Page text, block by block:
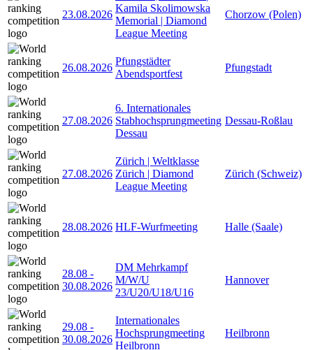
23.08.2026
Kamila Skolimowska
Memorial | Diamond
League Meeting
Chorzow (Polen)
26.08.2026
Pfungstädter
Abendsportfest
Pfungstadt
27.08.2026
6. Internationales
Stabhochsprungmeeting
Dessau
Dessau-Roßlau
27.08.2026
Zürich | Weltklasse
Zürich | Diamond
League Meeting
Zürich (Schweiz)
28.08.2026 HLF-Wurfmeeting Halle (Saale)
28.08 -
30.08.2026
DM Mehrkampf
M/W/U
23/U20/U18/U16
Hannover
29.08 -
30.08.2026
Internationales
Hochsprungmeeting
Heilbronn
Heilbronn